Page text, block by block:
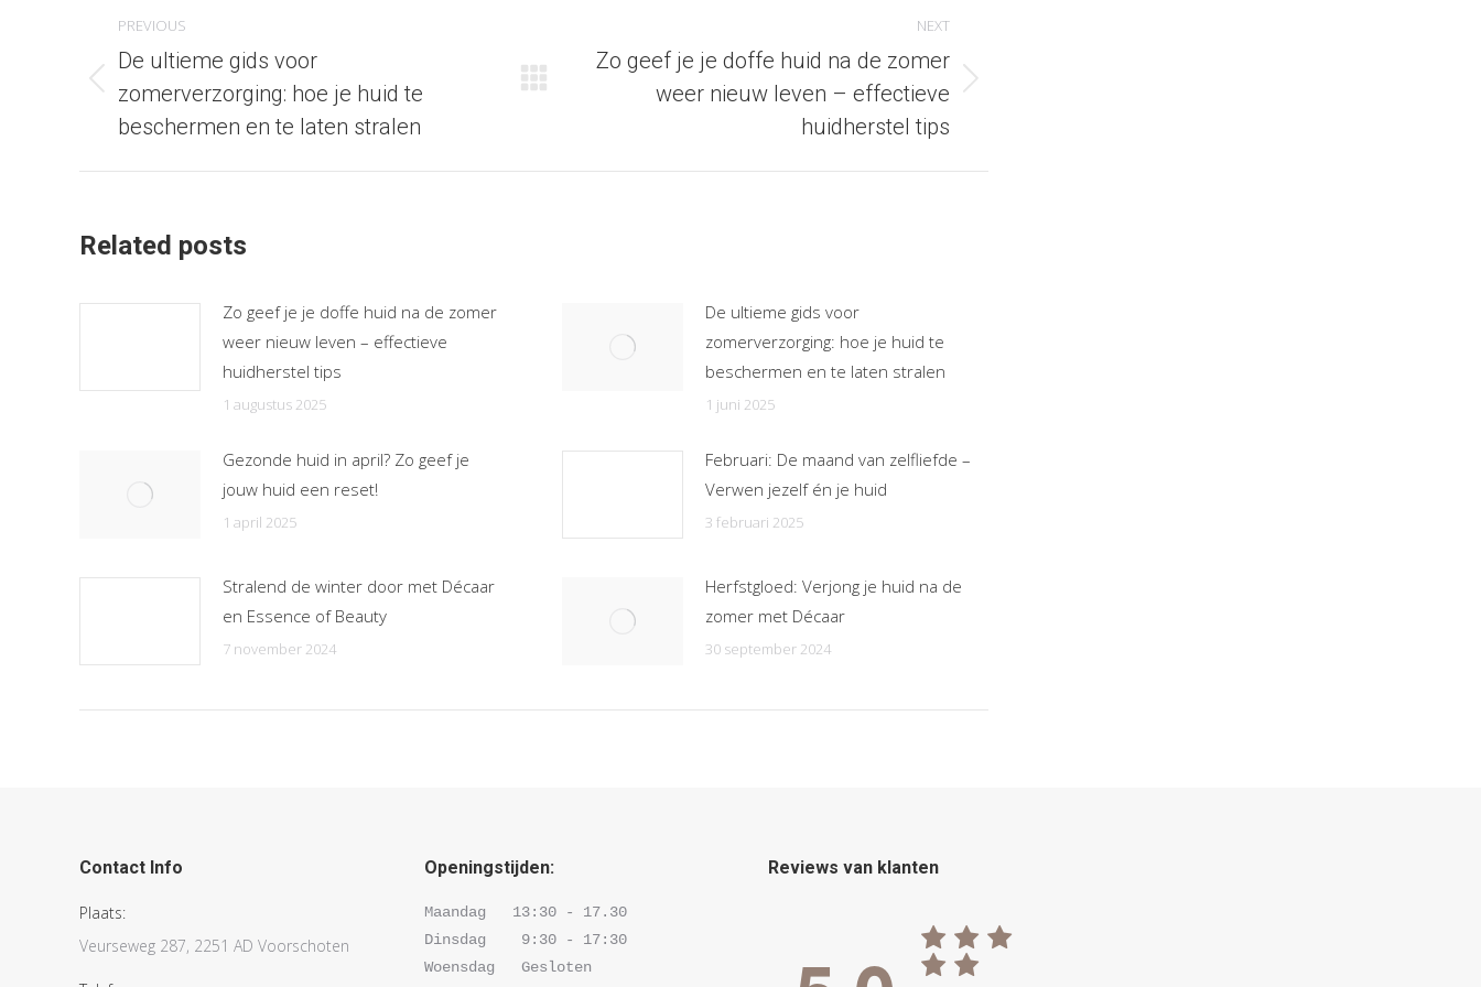
navigation
PREVIOUS
Previous
post:
De ultieme gids voor
zomerverzorging: hoe je huid te
beschermen en te laten stralen
NEXT
Zo geef je je doffe huid na de zomer
weer nieuw leven – effectieve
huidherstel tips
Related posts
Zo geef je je doffe huid na de zomer
weer nieuw leven – effectieve
huidherstel tips
1 augustus 2025
De ultieme gids voor
zomerverzorging: hoe je huid te
beschermen en te laten stralen
1 juni 2025
Gezonde huid in april? Zo geef je
jouw huid een reset!
1 april 2025
Februari: De maand van zelfliefde –
Verwen jezelf én je huid
3 februari 2025
Stralend de winter door met Décaar
en Essence of Beauty
7 november 2024
Herfstgloed: Verjong je huid na de
zomer met Décaar
30 september 2024
Contact Info
Plaats:
Veurseweg 287, 2251 AD Voorschoten
Openingstijden:
Maandag   13:30 - 17.30
Dinsdag    9:30 - 17:30
Woensdag   Gesloten
Reviews van klanten